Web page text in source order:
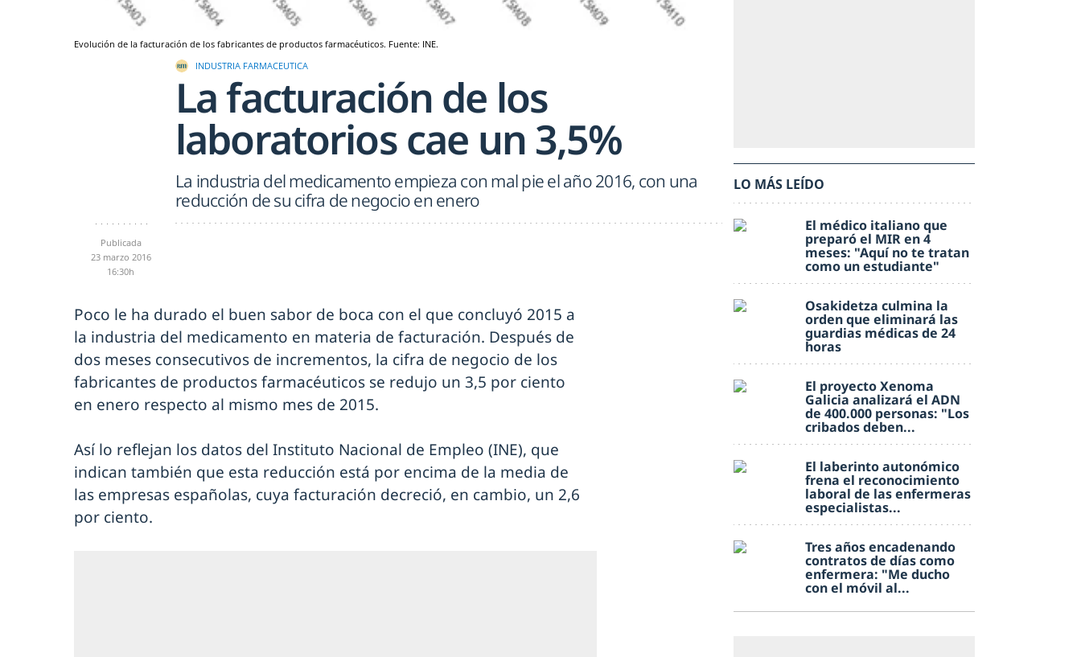
Evolución de la facturación de los fabricantes de productos farmacéuticos. Fuente: INE.
INDUSTRIA FARMACEUTICA
La facturación de los
laboratorios cae un 3,5%
La industria del medicamento empieza con mal pie el año 2016, con una
reducción de su cifra de negocio en enero
Publicada
23 marzo 2016
16:30h
Poco le ha durado el buen sabor de boca con el que concluyó 2015 a
la industria del medicamento en materia de facturación. Después de
dos meses consecutivos de incrementos, la cifra de negocio de los
fabricantes de productos farmacéuticos se redujo un 3,5 por ciento
en enero respecto al mismo mes de 2015.
Así lo reflejan los datos del Instituto Nacional de Empleo (INE), que
indican también que esta reducción está por encima de la media de
las empresas españolas, cuya facturación decreció, en cambio, un 2,6
por ciento.
LO MÁS LEÍDO
El médico italiano que
preparó el MIR en 4
meses: "Aquí no te tratan
como un estudiante"
Osakidetza culmina la
orden que eliminará las
guardias médicas de 24
horas
El proyecto Xenoma
Galicia analizará el ADN
de 400.000 personas: "Los
cribados deben...
El laberinto autonómico
frena el reconocimiento
laboral de las enfermeras
especialistas...
Tres años encadenando
contratos de días como
enfermera: "Me ducho
con el móvil al...